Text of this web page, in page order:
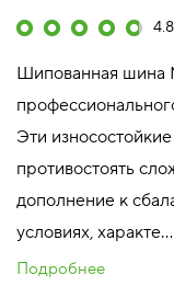
Шипованная шина
Эти
противостоять
дополнение к
условиях, характе...
Подробнее